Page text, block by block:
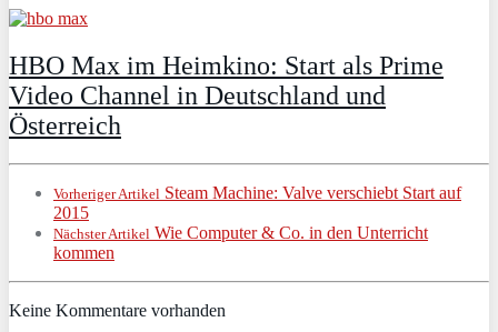
HBO Max im Heimkino: Start als Prime
Video Channel in Deutschland und
Österreich
Vorheriger Artikel Steam Machine: Valve verschiebt Start auf
2015
Nächster Artikel Wie Computer & Co. in den Unterricht
kommen
Keine Kommentare vorhanden